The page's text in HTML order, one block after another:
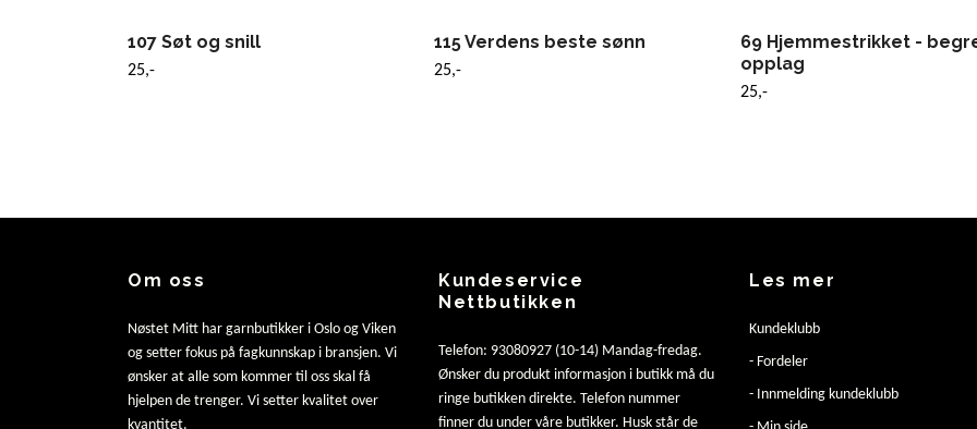
107 Søt og snill
25,-
115 Verdens beste sønn
25,-
69 Hjemmestrikket -
opplag
25,-
Om oss
Nøstet Mitt har garnbutikker i Oslo og Viken
og setter fokus på fagkunnskap i bransjen. Vi
ønsker at alle som kommer til oss skal få
hjelpen de trenger. Vi setter kvalitet over
kvantitet.
Kundeservice
Nettbutikken
Telefon: 93080927 (10-14) Mandag-fredag.
Ønsker du produkt informasjon i butikk må du
ringe butikken direkte. Telefon nummer
finner du under våre butikker. Husk står de
Les mer
Kundeklubb
- Fordeler
- Innmelding kundeklubb